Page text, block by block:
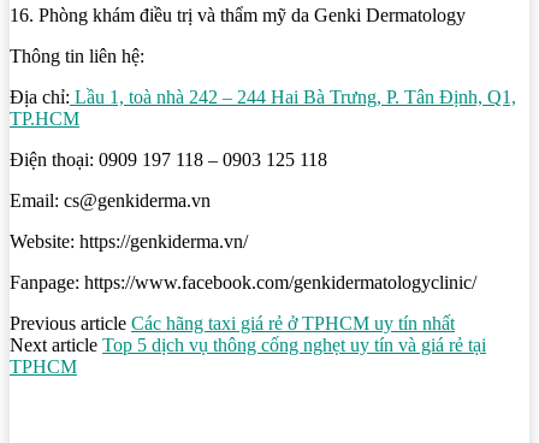
16. Phòng khám điều trị và thẩm mỹ da Genki Dermatology
Thông tin liên hệ:
Địa chỉ: Lầu 1, toà nhà 242 – 244 Hai Bà Trưng, P. Tân Định, Q1,
TP.HCM
Điện thoại: 0909 197 118 – 0903 125 118
Email: cs@genkiderma.vn
Website: https://genkiderma.vn/
Fanpage: https://www.facebook.com/genkidermatologyclinic/
Previous article Các hãng taxi giá rẻ ở TPHCM uy tín nhất
Next article Top 5 dịch vụ thông cống nghẹt uy tín và giá rẻ tại
TPHCM